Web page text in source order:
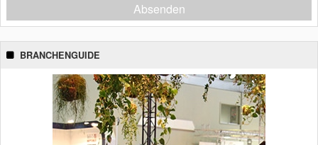
Absenden
BRANCHENGUIDE